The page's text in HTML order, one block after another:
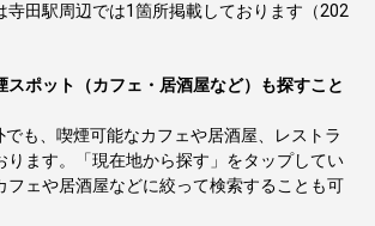
寺田駅周辺では1箇所掲載しております（202
スポット（カフェ・居酒屋など）も探すこと
でも、喫煙可能なカフェや居酒屋、レストラ
ります。「現在地から探す」をタップしてい
フェや居酒屋などに絞って検索することも可